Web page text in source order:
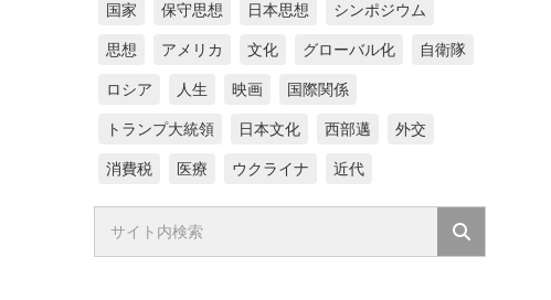
国家 保守思想 日本思想 シンポジウム
思想 アメリカ 文化 グローバル化 自衛隊
ロシア 人生 映画 国際関係
トランプ大統領 日本文化 西部邁 外交
消費税 医療 ウクライナ 近代